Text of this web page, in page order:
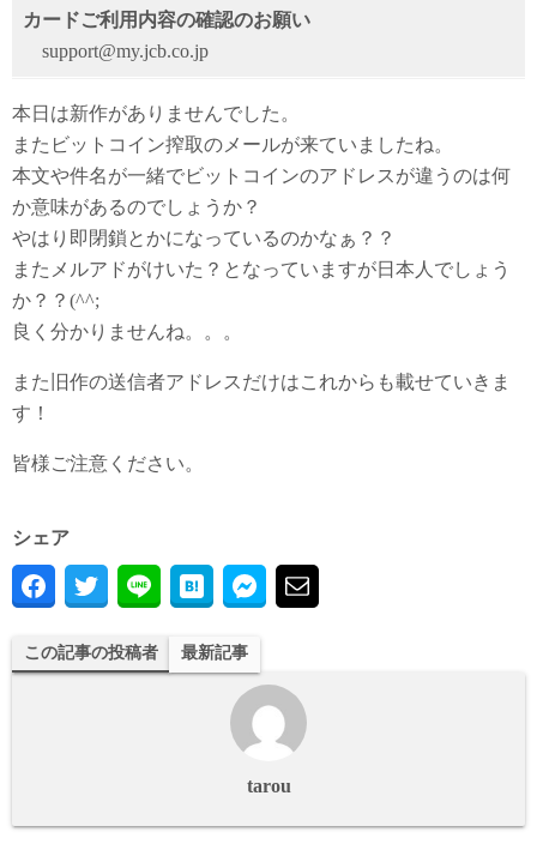
カードご利用内容の確認のお願い
support@my.jcb.co.jp
本日は新作がありませんでした。
またビットコイン搾取のメールが来ていましたね。
本文や件名が一緒でビットコインのアドレスが違うのは何
か意味があるのでしょうか？
やはり即閉鎖とかになっているのかなぁ？？
またメルアドがけいた？となっていますが日本人でしょう
か？？(^^;
良く分かりませんね。。。
また旧作の送信者アドレスだけはこれからも載せていきま
す！
皆様ご注意ください。
シェア
この記事の投稿者 最新記事
tarou